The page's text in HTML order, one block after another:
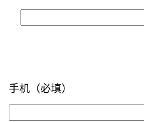
手机 （必填）